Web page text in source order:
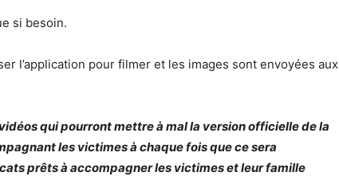
si besoin.
l’application pour filmer et les images sont envoyées aux
qui pourront mettre à mal la version officielle de la
les victimes à chaque fois que ce sera
prêts à accompagner les victimes et leur famille